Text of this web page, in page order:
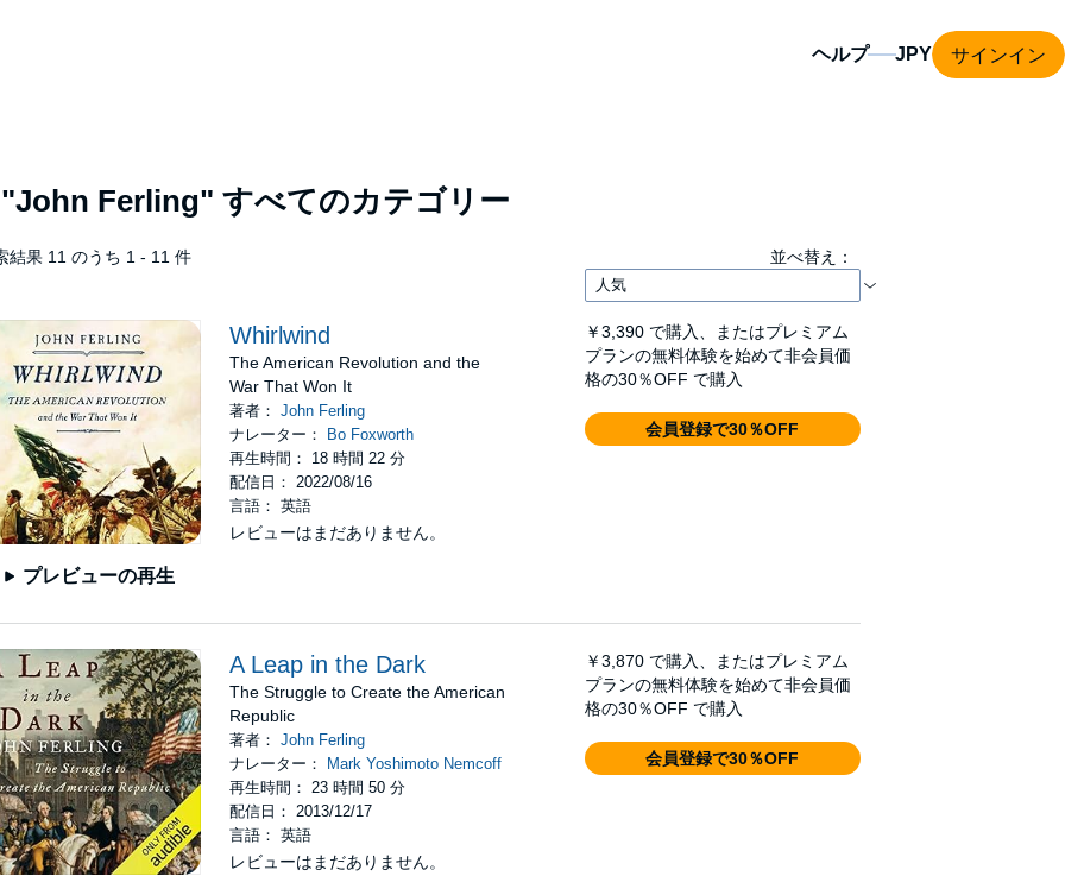
ヘルプ サインイン
"John Ferling" すべてのカテゴリー
結果 11 のうち 1 - 11 件 並べ替え：
プレビューの再生
Whirlwind
The American Revolution and the
War That Won It
著者：John Ferling
ナレーター：
Bo Foxworth
再生時間： 18 時間 22 分
配信日： 2022/08/16
言語： 英語
レビューはまだありません。
￥3,390 で購入、またはプレミアム
プランの無料体験を始めて非会員価
格の30％OFF で購入
会員登録で30％OFF
A Leap in the Dark
The Struggle to Create the American
Republic
著者：John Ferling
ナレーター：
Mark Yoshimoto Nemcoff
再生時間： 23 時間 50 分
配信日： 2013/12/17
言語： 英語
レビューはまだありません。
￥3,870 で購入、またはプレミアム
プランの無料体験を始めて非会員価
格の30％OFF で購入
会員登録で30％OFF